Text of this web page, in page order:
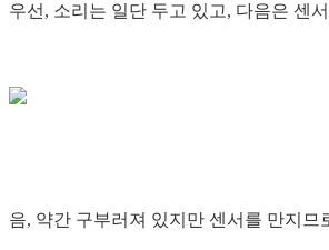
우선, 소리는 일단 두고 있고, 다음은 센
음, 약간 구부러져 있지만 센서를 만지므